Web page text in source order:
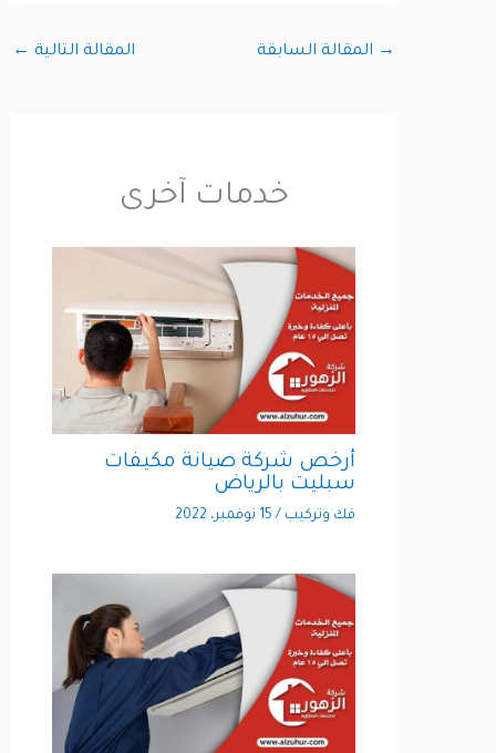
المقالة السابقة المقالة التالية←
خدمات آخرى
أرخص شركة صيانة مكيفات
سبليت بالرياض
فك وتركيب/15 نوفمبر، 2022